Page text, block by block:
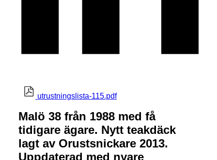
utrustningslista-115.pdf
Malö 38 från 1988 med få
tidigare ägare. Nytt teakdäck
lagt av Orustsnickare 2013.
Uppdaterad med nyare